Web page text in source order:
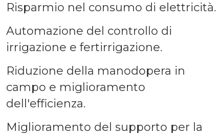
Risparmio nel consumo di elettricità.
Automazione del controllo di
irrigazione e fertirrigazione.
Riduzione della manodopera in
campo e miglioramento
dell'efficienza.
Miglioramento del supporto per la